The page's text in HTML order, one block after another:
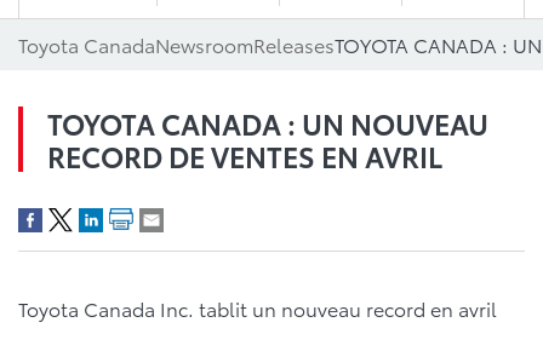
Toyota CanadaNewsroomReleases
TOYOTA CANADA : UN NOUVEAU
RECORD DE VENTES EN AVRIL
Toyota Canada Inc. tablit un nouveau record en avril